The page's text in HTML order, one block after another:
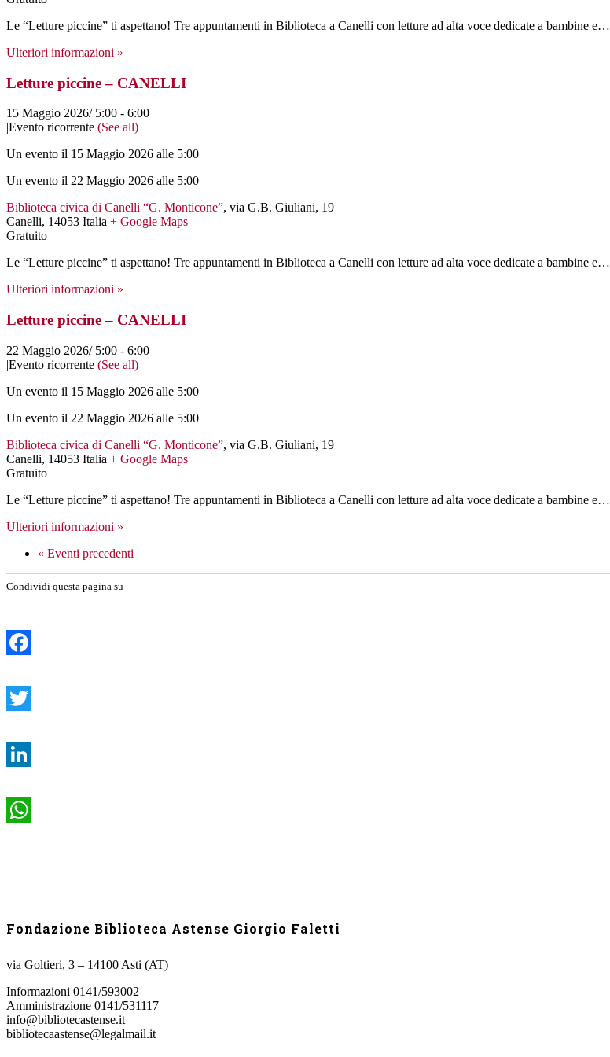
Le “Letture piccine” ti aspettano! Tre appuntamenti in Biblioteca a Canelli con letture ad alta voce dedicate a bambine e…
Ulteriori informazioni »
Letture piccine – CANELLI
15 Maggio 2026/ 5:00 - 6:00
|Evento ricorrente (See all)
Un evento il 15 Maggio 2026 alle 5:00
Un evento il 22 Maggio 2026 alle 5:00
Biblioteca civica di Canelli “G. Monticone”, via G.B. Giuliani, 19
Canelli, 14053 Italia + Google Maps
Gratuito
Le “Letture piccine” ti aspettano! Tre appuntamenti in Biblioteca a Canelli con letture ad alta voce dedicate a bambine e…
Ulteriori informazioni »
Letture piccine – CANELLI
22 Maggio 2026/ 5:00 - 6:00
|Evento ricorrente (See all)
Un evento il 15 Maggio 2026 alle 5:00
Un evento il 22 Maggio 2026 alle 5:00
Biblioteca civica di Canelli “G. Monticone”, via G.B. Giuliani, 19
Canelli, 14053 Italia + Google Maps
Gratuito
Le “Letture piccine” ti aspettano! Tre appuntamenti in Biblioteca a Canelli con letture ad alta voce dedicate a bambine e…
Ulteriori informazioni »
« Eventi precedenti
Condividi questa pagina su
Fondazione Biblioteca Astense Giorgio Faletti
via Goltieri, 3 – 14100 Asti (AT)
Informazioni 0141/593002
Amministrazione 0141/531117
info@bibliotecastense.it
bibliotecaastense@legalmail.it